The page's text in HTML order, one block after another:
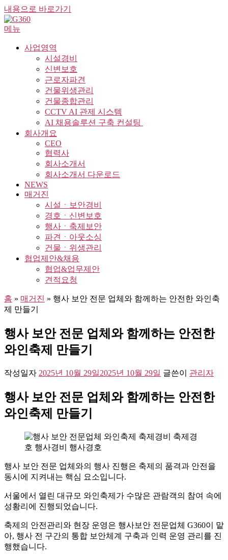
내용으로 바로가기
메뉴
사업영역
시설경비
신변보호
근로자파견
건물위생관리
건물종합관리
CCTV AI 관제 시스템
AI 채용솔루션 구축 컨설팅 ​
회사개요
CEO
협력사
회사소개서
회사소개서 다운로드
NEWS
매거진
시설ㆍ보안경비
경호ㆍ신변보호
행사ㆍ축제보안
파견ㆍ아웃소싱
건물ㆍ위생관리
협업제안&채용
협업&업무제안
견적요청
홈 » 매거진 » 행사 보안 전문 업체와 함께하는 안전한 와인축
제 만들기
행사 보안 전문 업체와 함께하는 안전한
와인축제 만들기
작성일자 2025년 10월 29일2025년 10월 29일 글쓴이 관리자
행사 보안 전문 업체와 함께하는 안전한
와인축제 만들기
행사 보안 전문 업체와의 행사 진행은 축제의 품격과 안전을
동시에 지켜내는 핵심 요소입니다.
서울에서 열린 대규모 와인축제가 수많은 관람객의 참여 속에
성황리에 진행되었습니다.
축제의 안전관리와 현장 운영은 행사보안 전문업체 G360이 맡
아, 행사 전 구간의 통합 보안체계 구축과 인력 운영 관리를 진
행했습니다.